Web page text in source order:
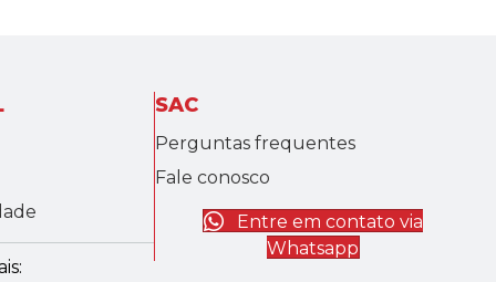
SAC
Perguntas frequentes
Fale conosco
Entre em contato via
Whatsapp